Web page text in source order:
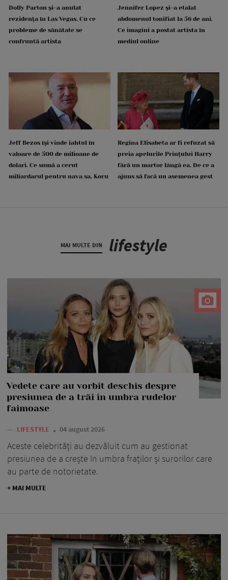
Dolly Parton și-a anulat
rezidența în Las Vegas. Cu ce
probleme de sănătate se
confruntă artista
Jennifer Lopez și-a etalat
abdomenul tonifiat la 56 de ani.
Ce imagini a postat artista în
mediul online
Jeff Bezos își vinde iahtul în
valoare de 500 de milioane de
dolari. Ce sumă a cerut
miliardarul pentru nava sa, Koru
Regina Elisabeta ar fi refuzat să
preia apelurile Prințului Harry
fără un martor lângă ea. De ce a
ajuns să facă un asemenea gest
MAI MULTE DIN lifestyle
Vedete care au vorbit deschis despre
presiunea de a trăi în umbra rudelor
faimoase
— LIFESTYLE 04 august 2026
Aceste celebrități au dezvăluit cum au gestionat
presiunea de a crește în umbra fraților și surorilor care
au parte de notorietate.
+ MAI MULTE